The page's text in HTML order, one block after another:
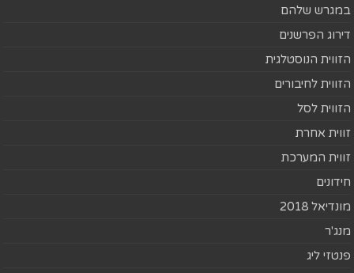
במגרש שלהם
דירוג הפרשנים
הזווית הנוסטלגית
הזווית לחיבורים
הזווית לסל
זווית אחרת
זווית המערכת
חידונים
מונדיאל 2018
מנג'ר
פנטזי ליג